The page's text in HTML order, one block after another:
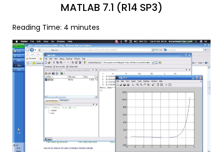
MATLAB 7.1 (R14 SP3)
Reading Time: 4 minutes